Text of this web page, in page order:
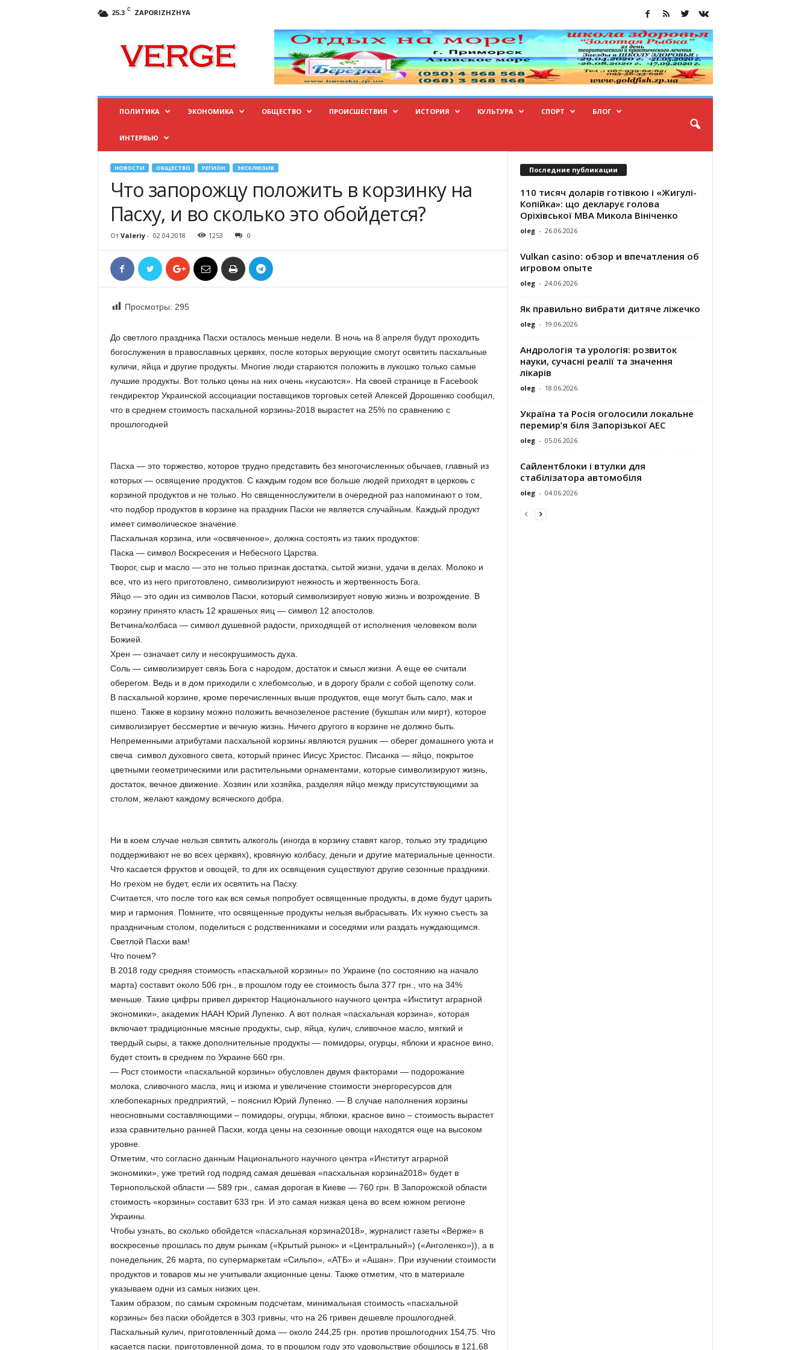
25.3 C
ZAPORIZHZHYA
ПОЛИТИКА ЭКОНОМИКА ОБЩЕСТВО ПРОИСШЕСТВИЯ ИСТОРИЯ КУЛЬТУРА СПОРТ БЛОГ
ИНТЕРВЬЮ
НОВОСТИ ОБЩЕСТВО РЕГИОН ЭКСКЛЮЗИВ
Что запорожцу положить в корзинку на
Пасху, и во сколько это обойдется?
От Valeriy- 02.04.2018 1253 0
Просмотры: 295
До светлого праздника Пасхи осталось меньше недели. В ночь на 8 апреля будут проходить
богослужения в православных церквях, после которых верующие смогут освятить пасхальные
куличи, яйца и другие продукты. Многие люди стараются положить в лукошко только самые
лучшие продукты. Вот только цены на них очень «кусаются». На своей странице в Facebook
гендиректор Украинской ассоциации поставщиков торговых сетей Алексей Дорошенко сообщил,
что в среднем стоимость пасхальной корзины­-2018 вырастет на 25% по сравнению с
прошлогодней
Пасха — это торжество, которое трудно представить без многочисленных обычаев, главный из
которых — освящение продуктов. С каждым годом все больше людей приходят в церковь с
корзиной продуктов и не только. Но священнослужители в очередной раз напоминают о том,
что подбор продуктов в корзине на праздник Пасхи не является случайным. Каждый продукт
имеет символическое значение.
Пасхальная корзина, или «освяченное», должна состоять из таких продуктов:
Паска — символ Воскресения и Небесного Царства.
Творог, сыр и масло — это не только признак достатка, сытой жизни, удачи в делах. Молоко и
все, что из него приготовлено, символизируют нежность и жертвенность Бога.
Яйцо — это один из символов Пасхи, который символизирует новую жизнь и возрождение. В
корзину принято класть 12 крашеных яиц — символ 12 апостолов.
Ветчина/колбаса — символ душевной радости, приходящей от исполнения человеком воли
Божией.
Хрен — означает силу и несокрушимость духа.
Соль — символизирует связь Бога с народом, достаток и смысл жизни. А еще ее считали
оберегом. Ведь и в дом приходили с хлебом­солью, и в дорогу брали с собой щепотку соли.
В пасхальной корзине, кроме перечисленных выше продуктов, еще могут быть сало, мак и
пшено. Также в корзину можно положить вечнозеленое растение (букшпан или мирт), которое
символизирует бессмертие и вечную жизнь. Ничего другого в корзине не должно быть.
Непременными атрибутами пасхальной корзины являются рушник — оберег домашнего уюта и
свеча ­ символ духовного света, который принес Иисус Христос. Писанка — яйцо, покрытое
цветными геометрическими или растительными орнаментами, которые символизируют жизнь,
достаток, вечное движение. Хозяин или хозяйка, разделяя яйцо между присутствующими за
столом, желают каждому всяческого добра.
Ни в коем случае нельзя святить алкоголь (иногда в корзину ставят кагор, только эту традицию
поддерживают не во всех церквях), кровяную колбасу, деньги и другие материальные ценности.
Что касается фруктов и овощей, то для их освящения существуют другие сезонные праздники.
Но грехом не будет, если их освятить на Пасху.
Считается, что после того как вся семья попробует освященные продукты, в доме будут царить
мир и гармония. Помните, что освященные продукты нельзя выбрасывать. Их нужно съесть за
праздничным столом, поделиться с родственниками и соседями или раздать нуждающимся.
Светлой Пасхи вам!
Что почем?
В 2018 году средняя стоимость «пасхальной корзины» по Украине (по состоянию на начало
марта) составит около 506 грн., в прошлом году ее стоимость была 377 грн., что на 34%
меньше. Такие цифры привел директор Национального научного центра «Институт аграрной
экономики», академик НААН Юрий Лупенко. А вот полная «пасхальная корзина», которая
включает традиционные мясные продукты, сыр, яйца, кулич, сливочное масло, мягкий и
твердый сыры, а также дополнительные продукты — помидоры, огурцы, яблоки и красное вино,
будет стоить в среднем по Украине 660 грн.
— Рост стоимости «пасхальной корзины» обусловлен двумя факторами — подорожание
молока, сливочного масла, яиц и изюма и увеличение стоимости энергоресурсов для
хлебопекарных предприятий, – пояснил Юрий Лупенко. — В случае наполнения корзины
неосновными составляющими – помидоры, огурцы, яблоки, красное вино – стоимость вырастет
из­за сравнительно ранней Пасхи, когда цены на сезонные овощи находятся еще на высоком
уровне.
Отметим, что согласно данным Национального научного центра «Институт аграрной
экономики», уже третий год подряд самая дешевая «пасхальная корзина­2018» будет в
Тернопольской области — 589 грн., самая дорогая в Киеве — 760 грн. В Запорожской области
стоимость «корзины» составит 633 грн. И это самая низкая цена во всем южном регионе
Украины.
Чтобы узнать, во сколько обойдется «пасхальная корзина­2018», журналист газеты «Верже» в
воскресенье прошлась по двум рынкам («Крытый рынок» и «Центральный») («Анголенко»)), а в
понедельник, 26 марта, по супермаркетам «Сильпо», «АТБ» и «Ашан». При изучении стоимости
продуктов и товаров мы не учитывали акционные цены. Также отметим, что в материале
указываем одни из самых низких цен.
Таким образом, по самым скромным подсчетам, минимальная стоимость «пасхальной
корзины» без паски обойдется в 303 гривны, что на 26 гривен дешевле прошлогодней.
Пасхальный кулич, приготовленный дома — около 244,25 грн. против прошлогодних 154,75. Что
касается паски, приготовленной дома, то в прошлом году это удовольствие обошлось в 121,68
Последние публикации
110 тисяч доларів готівкою і «Жигулі-
Копійка»: що декларує голова
Оріхівської МВА Микола Вініченко
oleg - 26.06.2026
Vulkan casino: обзор и впечатления об
игровом опыте
oleg - 24.06.2026
Як правильно вибрати дитяче ліжечко
oleg - 19.06.2026
Андрологія та урологія: розвиток
науки, сучасні реалії та значення
лікарів
oleg - 18.06.2026
Україна та Росія оголосили локальне
перемир’я біля Запорізької АЕС
oleg - 05.06.2026
Сайлентблоки і втулки для
стабілізатора автомобіля
oleg - 04.06.2026